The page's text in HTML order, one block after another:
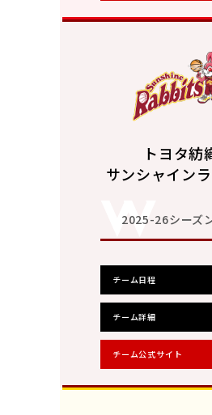
トヨタ紡
サンシャイン
2025-26シーズ
チーム日程
チーム詳細
チーム公式サイト